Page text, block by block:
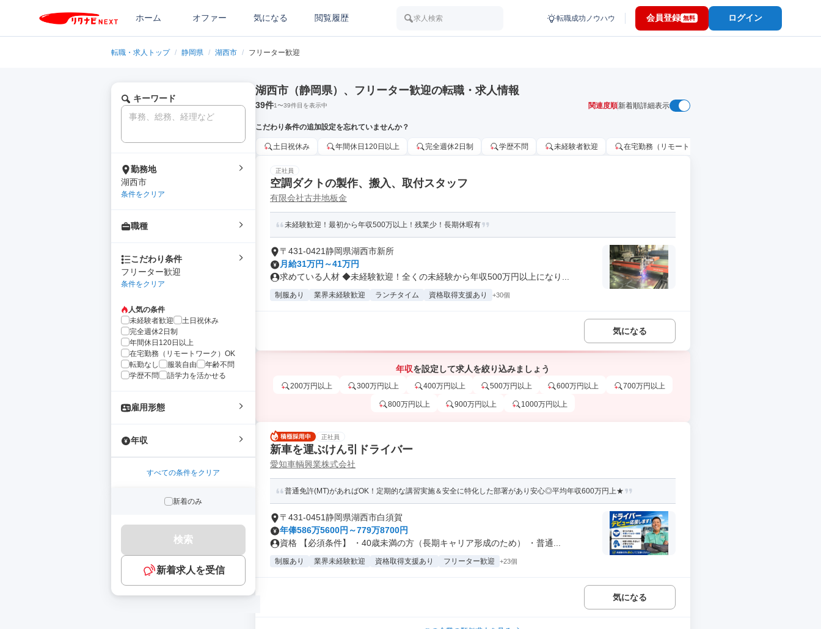
ホーム オファー 気になる 閲覧履歴 求人検索 転職成功ノウハウ 会員登録 無料 ログイン
転職・求人トップ / 静岡県 / 湖西市 / フリーター歓迎
キーワード
勤務地
湖西市
条件をクリア
職種
こだわり条件
フリーター歓迎
条件をクリア
人気の条件
未経験者歓迎
土日祝休み
完全週休2日制
年間休日120日以上
在宅勤務（リモートワーク）OK
転勤なし
服装自由
年齢不問
学歴不問
語学力を活かせる
雇用形態
年収
すべての条件をクリア
新着のみ
検索
新着求人を受信
湖西市（静岡県）、フリーター歓迎の転職・求人情報
39件1〜39件目を表示中 関連度順新着順詳細表示
こだわり条件の追加設定を忘れていませんか？
土日祝休み 年間休日120日以上 完全週休2日制 学歴不問 未経験者歓迎 在宅勤務（リモートワーク）OK
正社員
空調ダクトの製作、搬入、取付スタッフ
有限会社古井地板金
未経験歓迎！最初から年収500万以上！残業少！長期休暇有
〒431-0421静岡県湖西市新所
月給31万円～41万円
求めている人材 ◆未経験歓迎！全くの未経験から年収500万円以上になり...
制服あり 業界未経験歓迎 ランチタイム 資格取得支援あり +30個
気になる
年収を設定して求人を絞り込みましょう
200万円以上 300万円以上 400万円以上 500万円以上 600万円以上 700万円以上
800万円以上 900万円以上 1000万円以上
正社員
新車を運ぶけん引ドライバー
愛知車輌興業株式会社
普通免許(MT)があればOK！定期的な講習実施＆安全に特化した部署があり安心◎平均年収600万円上★
〒431-0451静岡県湖西市白須賀
年俸586万5600円～779万8700円
資格 【必須条件】 ・40歳未満の方（長期キャリア形成のため） ・普通...
制服あり 業界未経験歓迎 資格取得支援あり フリーター歓迎 +23個
気になる